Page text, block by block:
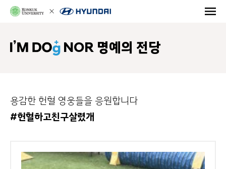
NOR 명예의 전당
용감한 헌혈 영웅들을 응원합니다
#헌혈하고친구살렸개